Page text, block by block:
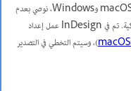
لضمان إمكانية مشاركة الملفات بسهولة بين نظامي التشغيل macOS وWindows، نوصي بعدم
استخدام عناصر غير قانونية أو محجوزة في السلاسل الديناميكية. تم في InDesign عمل إعداد
macOS)، وسيتم التخطي في التصدير